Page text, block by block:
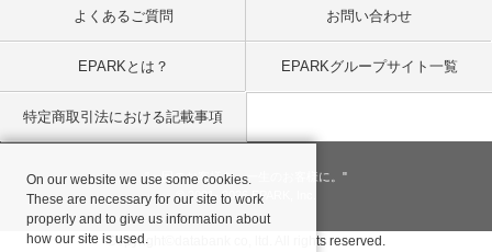
よくあるご質問 お問い合わせ
EPARKとは？ EPARKグループサイト一覧
特定商取引法における記載事項
"一回のお客様を、一生のお客様に。"
© 2001- 2026 EPARK, Inc.
Copyright©databank co, ltd. All rights reserved.
On our website we use some cookies.
These are necessary for our site to work
properly and to give us information about
how our site is used.